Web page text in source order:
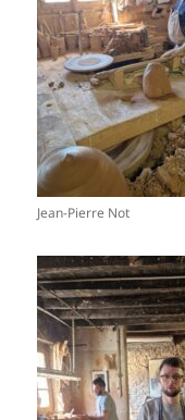
Jean-Pierre Not